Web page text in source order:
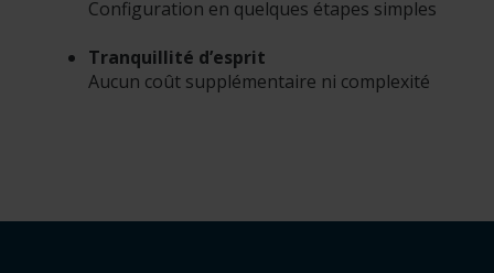
Configuration en quelques étapes simples
Tranquillité d’esprit
Aucun coût supplémentaire ni complexité